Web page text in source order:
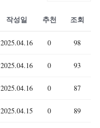
작성일 추천 조회
2025.04.16 0 98
2025.04.16 0 93
2025.04.16 0 87
2025.04.15 0 89